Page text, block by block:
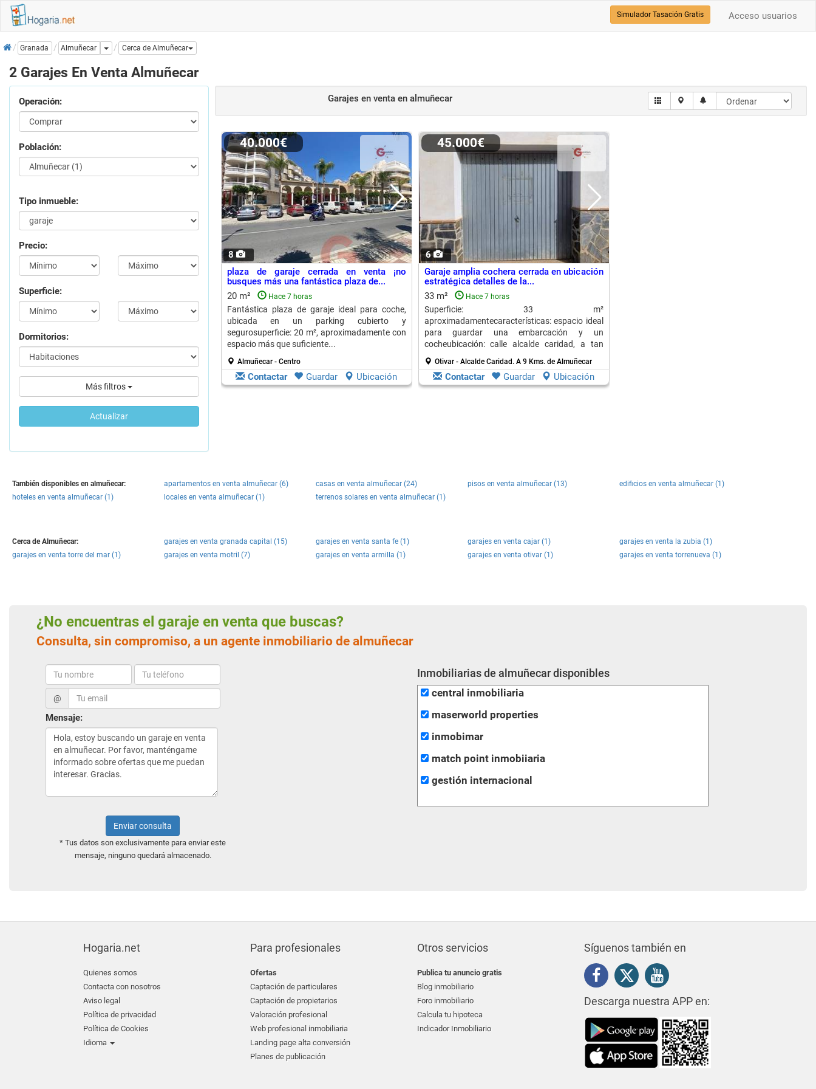
Acceso usuarios
Simulador Tasación Gratis
InicioGranada Almuñecar Dropdown
Cerca de Almuñecar
2 Garajes En Venta Almuñecar
Operación:
Población:
Tipo inmueble:
Precio:
Superficie:
Dormitorios:
Más filtros
Actualizar
Garajes en ventaen almuñecar
8
40.000€
plaza de garaje cerrada en venta ¡no
busques más una fantástica plaza de...
20 m²
Hace 7 horas
Fantástica plaza de garaje ideal para coche,
ubicada en un parking cubierto y
segurosuperficie: 20 m², aproximadamente con
espacio más que suficiente...
Almuñecar - Centro
Contactar Guardar Ubicación
6
45.000€
Garaje amplia cochera cerrada en ubicación
estratégica detalles de la...
33 m²
Hace 7 horas
Superficie: 33 m²
aproximadamentecaracterísticas: espacio ideal
para guardar una embarcación y un
cocheubicación: calle alcalde caridad, a tan
solo...
Otivar - Alcalde Caridad. A 9 Kms. de Almuñecar
Contactar Guardar Ubicación
También disponibles en almuñecar: apartamentos en venta almuñecar (6) casas en venta almuñecar (24) pisos en venta almuñecar (13)
edificios en venta almuñecar (1)
hoteles en venta almuñecar (1)
locales en venta almuñecar (1) terrenos solares en venta almuñecar (1)
Cerca de Almuñecar: garajes en venta granada capital (15) garajes en venta santa fe (1) garajes en venta cajar (1)
garajes en venta la zubia (1)
garajes en venta torre del mar (1)
garajes en venta motril (7) garajes en venta armilla (1) garajes en venta otivar (1) garajes en venta torrenueva (1)
¿No encuentras el garaje en venta que buscas?
Consulta, sin compromiso, a un agente inmobiliario de almuñecar
@
Mensaje:
Enviar consulta
* Tus datos son exclusivamente para enviar este
mensaje, ninguno quedará almacenado.
Inmobiliarias de almuñecar disponibles
central inmobiliaria
maserworld properties
inmobimar
match point inmobiiaria
gestión internacional
Hogaria.net
Quienes somos
Contacta con nosotros
Aviso legal
Política de privacidad
Política de Cookies
Idioma
Para profesionales
Ofertas
Captación de particulares
Captación de propietarios
Valoración profesional
Web profesional inmobiliaria
Landing page alta conversión
Planes de publicación
Otros servicios
Publica tu anuncio gratis
Blog inmobiliario
Foro inmobiliario
Calcula tu hipoteca
Indicador Inmobiliario
Síguenos también en
Descarga nuestra APP en: